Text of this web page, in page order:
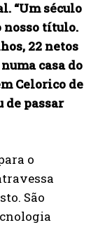
“Um século
nosso título.
22 netos
casa do
Celorico de
de passar
o
São